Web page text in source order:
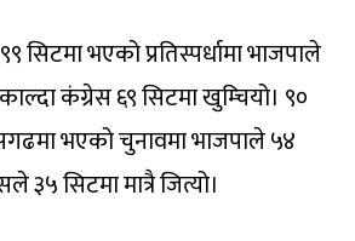
सिटमा भएको प्रतिस्पर्धामा भाजपाले
कंग्रेस ६९ सिटमा खुम्चियो। ९०
भएको चुनावमा भाजपाले ५४
३५ सिटमा मात्रै जित्यो।